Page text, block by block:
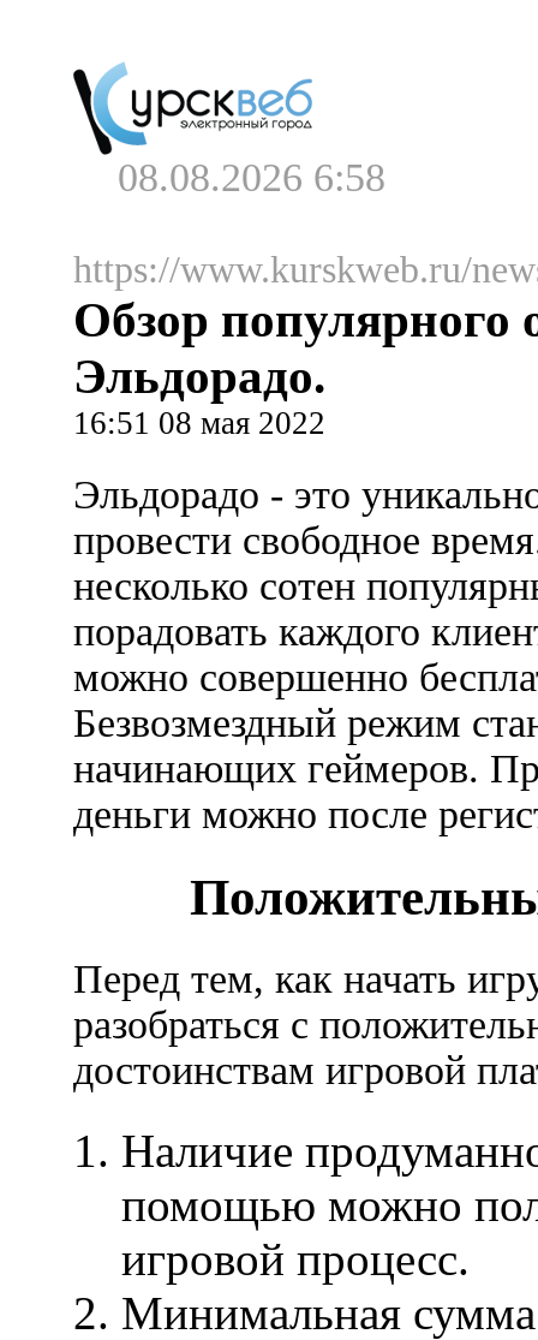
08.08.2026 6:58
https://www.kurskweb.ru/
Обзор популярного
Эльдорадо.
16:51 08 мая 2022
Эльдорадо - это
провести свободное
несколько сотен
порадовать каждого
можно совершенно
Безвозмездный режим
начинающих геймеров.
деньги можно после
Перед тем, как начать
разобраться с
достоинствам игровой
Наличие
помощью можно
игровой процесс.
Минимальная